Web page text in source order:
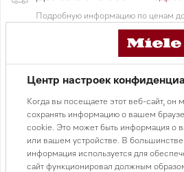
Подробную информацию по ценам
• 4 индукционные конфорки с
• Управление ComfortSelect
• Ступени мощности 1-9 для всех
• Индикаторы остаточного тепла
• Таймер, защитное отключение
• Защита от перегрева
• Блокировка включения
Центр настроек
Когда вы посещаете этот веб-сайт, он
сохранять информацию о вашем
cookie. Это может быть информация о
или вашем устройстве. В большинстве
информация используется для
сайт функционировал должным